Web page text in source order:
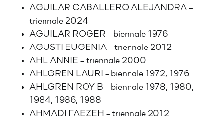
AGUILAR CABALLERO ALEJANDRA –
triennale 2024
AGUILAR ROGER – biennale 1976
AGUSTI EUGENIA – triennale 2012
AHL ANNIE – triennale 2000
AHLGREN LAURI – biennale 1972, 1976
AHLGREN ROY B – biennale 1978, 1980,
1984, 1986, 1988
AHMADI FAEZEH – triennale 2012